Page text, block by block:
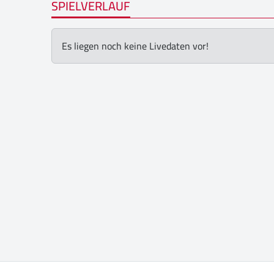
SPIELVERLAUF
Es liegen noch keine Livedaten vor!